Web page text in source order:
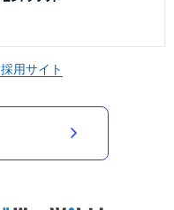
採用サイト